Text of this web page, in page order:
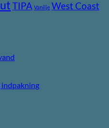
TIPA Vanilje West Coast